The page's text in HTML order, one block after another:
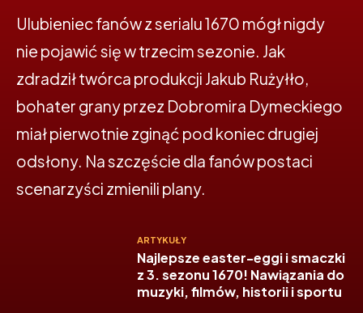
Ulubieniec fanów z serialu 1670 mógł nigdy
nie pojawić się w trzecim sezonie. Jak
zdradził twórca produkcji Jakub Rużyłło,
bohater grany przez Dobromira Dymeckiego
miał pierwotnie zginąć pod koniec drugiej
odsłony. Na szczęście dla fanów postaci
scenarzyści zmienili plany.
ARTYKUŁY
Najlepsze easter-eggi i smaczki
z 3. sezonu 1670! Nawiązania do
muzyki, filmów, historii i sportu